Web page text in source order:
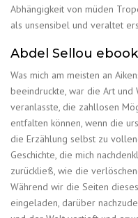
Abhängigkeit von müden
als unsensibel und veraltet
Abdel Sellou
Was mich am meisten an
beeindruckte, war die Art und
veranlasste, die zahllosen
entfalten können, wenn die
die Erzählung selbst zu
Geschichte, die mich
zurückließ, wie die
Während wir die Seiten
eingeladen, darüber